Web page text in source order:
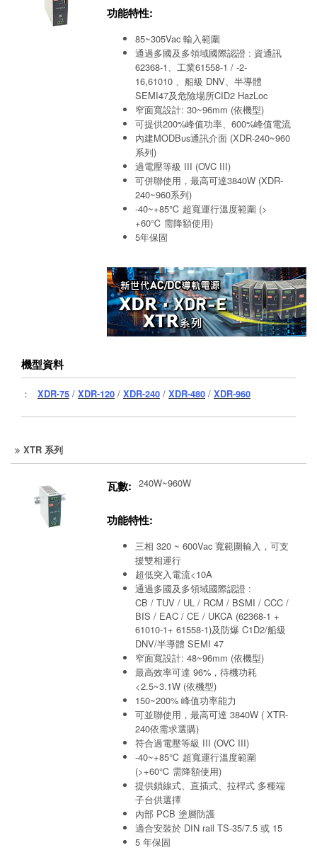
功能特性:
85~305Vac 輸入範圍
通過多國及多領域國際認證 : 資通訊
62368-1、工業61558-1 / -2-
16,61010 、船級 DNV、半導體
SEMI47及危險場所CID2 HazLoc
窄面寬設計: 30~96mm (依機型)
可提供200%峰值功率、600%峰值電流
內建MODBus通訊介面 (XDR-240~960
系列)
過電壓等級 III (OVC III)
可併聯使用，最高可達3840W (XDR-
240~960系列)
-40~+85℃ 超寬運行溫度範圍 (>
+60℃ 需降額使用)
5年保固
機型資料
： XDR-75 / XDR-120 / XDR-240 / XDR-480 / XDR-960
XTR 系列
瓦數: 240W~960W
功能特性:
三相 320 ~ 600Vac 寬範圍輸入，可支
援雙相運行
超低突入電流<10A
通過多國及多領域國際認證 :
CB / TUV / UL / RCM / BSMI / CCC /
BIS / EAC / CE / UKCA (62368-1 +
61010-1+ 61558-1)及防爆 C1D2/船級
DNV/半導體 SEMI 47
窄面寬設計: 48~96mm (依機型)
最高效率可達 96%，待機功耗
<2.5~3.1W (依機型)
150~200% 峰值功率能力
可並聯使用，最高可達 3840W ( XTR-
240依需求選購)
符合過電壓等級 III (OVC III)
-40~+85℃ 超寬運行溫度範圍
(>+60℃ 需降額使用)
提供鎖線式、直插式、拉桿式 多種端
子台供選擇
內部 PCB 塗層防護
適合安裝於 DIN rail TS-35/7.5 或 15
5 年保固